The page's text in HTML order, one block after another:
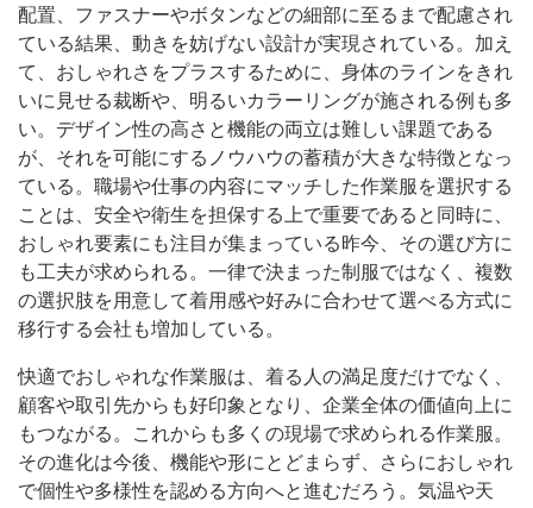
配置、ファスナーやボタンなどの細部に至るまで配慮され
ている結果、動きを妨げない設計が実現されている。加え
て、おしゃれさをプラスするために、身体のラインをきれ
いに見せる裁断や、明るいカラーリングが施される例も多
い。デザイン性の高さと機能の両立は難しい課題である
が、それを可能にするノウハウの蓄積が大きな特徴となっ
ている。職場や仕事の内容にマッチした作業服を選択する
ことは、安全や衛生を担保する上で重要であると同時に、
おしゃれ要素にも注目が集まっている昨今、その選び方に
も工夫が求められる。一律で決まった制服ではなく、複数
の選択肢を用意して着用感や好みに合わせて選べる方式に
移行する会社も増加している。
快適でおしゃれな作業服は、着る人の満足度だけでなく、
顧客や取引先からも好印象となり、企業全体の価値向上に
もつながる。これからも多くの現場で求められる作業服。
その進化は今後、機能や形にとどまらず、さらにおしゃれ
で個性や多様性を認める方向へと進むだろう。気温や天